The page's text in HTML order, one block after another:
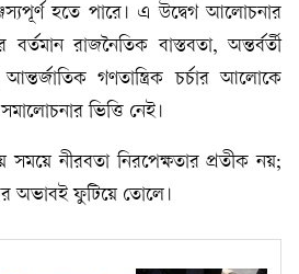
হতে পারে। এ উদ্বেগ আলোচনার
রাজনৈতিক বাস্তবতা, অন্তর্বর্তী
গণতান্ত্রিক চর্চার আলোকে
ভিত্তি নেই।
নীরবতা নিরপেক্ষতার প্রতীক নয়;
অভাবই ফুটিয়ে তোলে।